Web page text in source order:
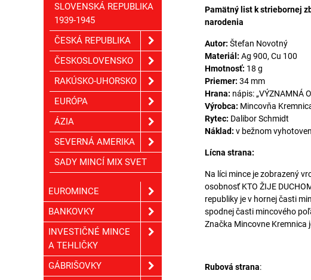
Pamätný list k striebornej
narodenia
Autor: Štefan Novotný
Materiál: Ag 900, Cu 100
Hmotnosť: 18 g
Priemer: 34 mm
Hrana: nápis: „VÝZNAMNÁ
Výrobca: Mincovňa
Rytec: Dalibor Schmidt
Náklad: v bežnom
Lícna strana:
Na líci mince je zobrazený
osobnosť KTO ŽIJE
republiky je v hornej časti
spodnej časti mincového
Značka Mincovne Kremnica
Rubová strana:
SLOVENSKÁ REPUBLIKA
1939-1945
ČESKÁ REPUBLIKA
ČESKOSLOVENSKO
RAKÚSKO-UHORSKO
EURÓPA
ÁZIA
SEVERNÁ AMERIKA
SADY MINCÍ MIX SVET
EUROMINCE
BANKOVKY
INVESTIČNÉ MINCE
A TEHLIČKY
GÁBRIŠOVKY